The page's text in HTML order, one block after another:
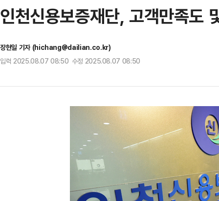
인천신용보증재단, 고객만족
장현일 기자 (hichang@dailian.co.kr)
입력 2025.08.07 08:50 수정 2025.08.07 08:50